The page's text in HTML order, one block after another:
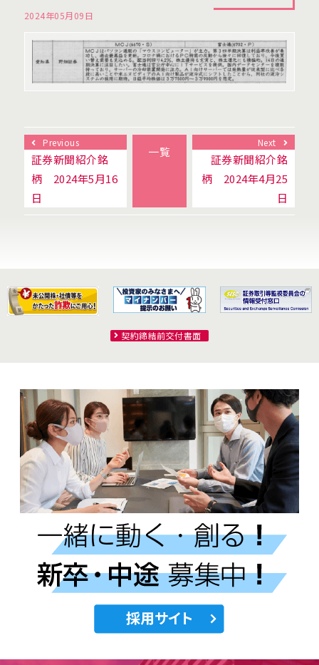
2024年05月09日
Previous
証券新聞紹介銘
柄 2024年5月16
日
一覧
Next
証券新聞紹介銘
柄 2024年4月25
日
契約締結前交付書面